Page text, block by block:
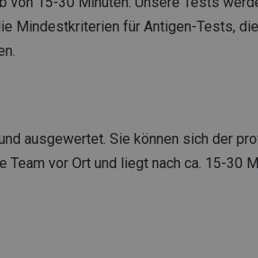
Mindestkriterien für Antigen-Tests,
ausgewertet. Sie können sich der
vor Ort und liegt nach ca. 15-30